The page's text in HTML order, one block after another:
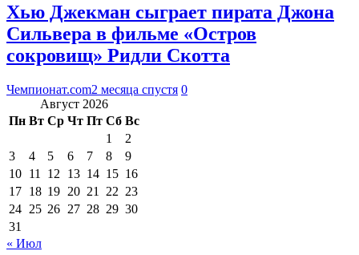
Хью Джекман сыграет пирата Джона
Сильвера в фильме «Остров
сокровищ» Ридли Скотта
Чемпионат.com2 месяца спустя 0
Август 2026
Пн Вт Ср Чт Пт Сб Вс
1
2
3
4 5 6 7 8
9
10 11 12 13 14 15 16
17 18 19 20 21 22 23
24 25 26 27 28 29 30
31
« Июл